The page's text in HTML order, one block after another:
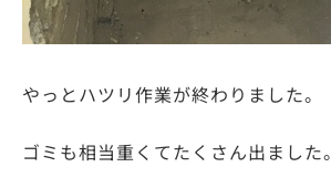
やっとハツリ作業が終わりました。
ゴミも相当重くてたくさん出ました。